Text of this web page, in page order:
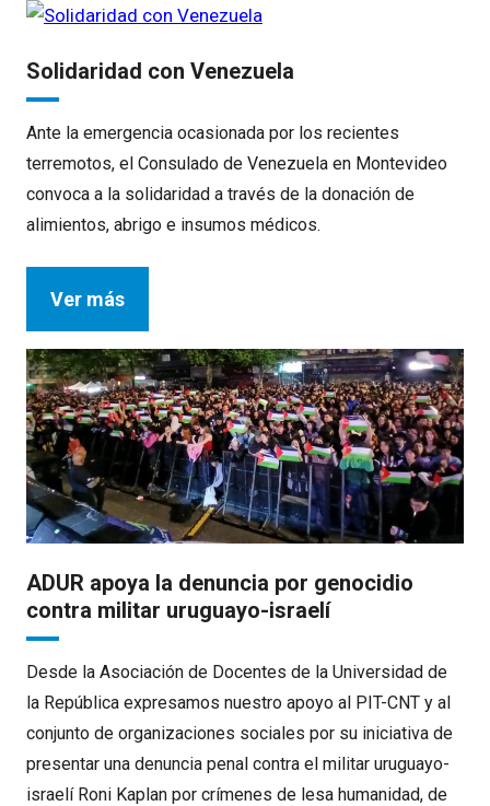
Solidaridad con Venezuela
Ante la emergencia ocasionada por los recientes
terremotos, el Consulado de Venezuela en Montevideo
convoca a la solidaridad a través de la donación de
alimientos, abrigo e insumos médicos.
Ver más
ADUR apoya la denuncia por genocidio
contra militar uruguayo-israelí
Desde la Asociación de Docentes de la Universidad de
la República expresamos nuestro apoyo al PIT-CNT y al
conjunto de organizaciones sociales por su iniciativa de
presentar una denuncia penal contra el militar uruguayo-
israelí Roni Kaplan por crímenes de lesa humanidad, de